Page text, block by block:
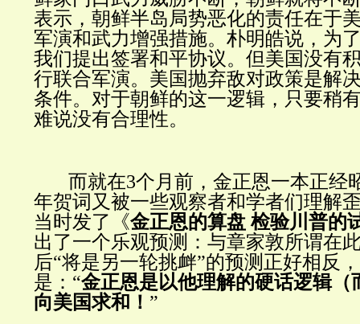
表示，朝鲜半岛局势恶化的责任在于
军演和武力增强措施。朴明皓说，为
我们提出签署和平协议。但美国没有
行联合军演。美国抛弃敌对政策是解
条件。对于朝鲜的这一逻辑，只要稍
难说没有合理性。
而就在3个月前，金正恩一本正经
年贺词又被一些观察者和学者们理解
当时发了《金正恩的算盘 检验川普的
出了一个乐观预测：与章家敦所谓在
后“将是另一轮挑衅”的预测正好相反
是：“金正恩是以他理解的硬话逻辑（
向美国求和！ ”